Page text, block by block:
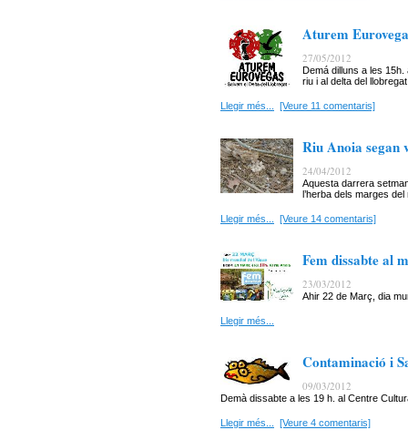
Aturem
27/05/2012
Demá dilluns a les
riu i al delta del
Llegir més... [Veure 11 comentaris]
Riu Anoia segan
24/04/2012
Aquesta darrera
l’herba dels marges
Llegir més... [Veure 14 comentaris]
Fem dissabte al
23/03/2012
Ahir 22 de Març, dia
Llegir més...
Contaminació i
09/03/2012
Demà dissabte a les 19 h. al Centre
Llegir més... [Veure 4 comentaris]